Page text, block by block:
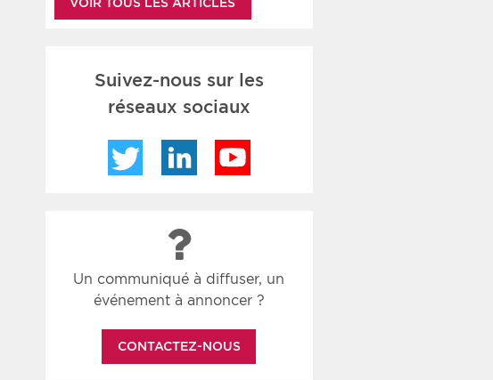
Suivez-nous sur les
réseaux sociaux
Twitter LinkedIn
Un communiqué à diffuser, un
événement à annoncer ?
CONTACTEZ-NOUS